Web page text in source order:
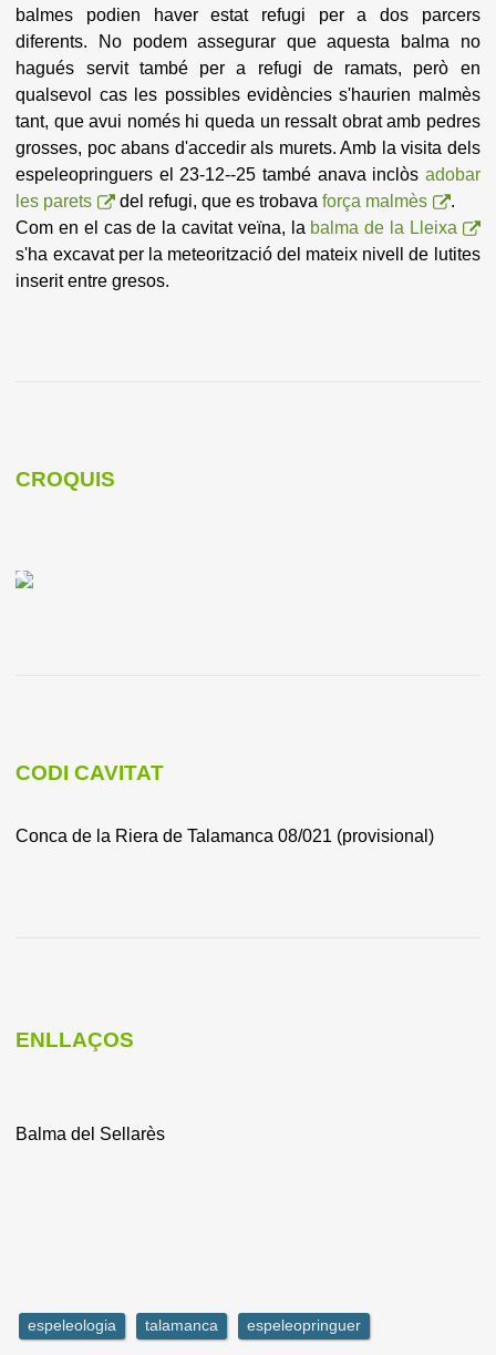
balmes podien haver estat refugi per a dos parcers
diferents. No podem assegurar que aquesta balma no
hagués servit també per a refugi de ramats, però en
qualsevol cas les possibles evidències s'haurien malmès
tant, que avui només hi queda un ressalt obrat amb pedres
grosses, poc abans d'accedir als murets. Amb la visita dels
espeleopringuers el 23-12--25 també anava inclòs adobar
les parets
del refugi, que es trobavaforça malmès
.
Com en el cas de la cavitat veïna, la balma de la Lleixa
s'ha excavat per la meteorització del mateix nivell de lutites
inserit entre gresos.
CROQUIS
CODI CAVITAT
Conca de la Riera de Talamanca 08/021 (provisional)
ENLLAÇOS
Balma del Sellarès
espeleologia talamanca espeleopringuer